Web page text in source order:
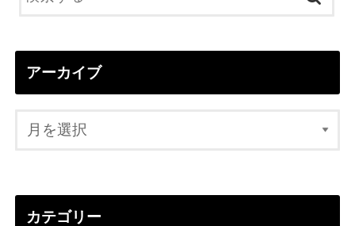
アーカイブ
カテゴリー